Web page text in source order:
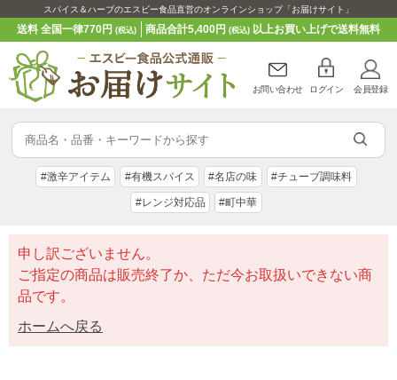
スパイス＆ハーブのエスビー食品直営のオンラインショップ「お届けサイト」
送料 全国一律770円(税込) 商品合計5,400円 (税込)以上お買い上げで送料無料
お問い合わせ ログイン 会員登録
#激辛アイテム #有機スパイス #名店の味 #チューブ調味料
#レンジ対応品 #町中華
申し訳ございません。
ご指定の商品は販売終了か、ただ今お取扱いできない商
品です。
ホームへ戻る